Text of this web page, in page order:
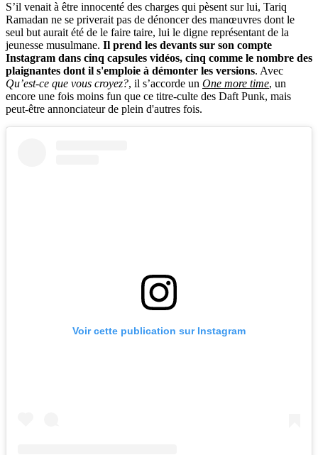
S’il venait à être innocenté des charges qui pèsent sur lui, Tariq
Ramadan ne se priverait pas de dénoncer des manœuvres dont le
seul but aurait été de le faire taire, lui le digne représentant de la
jeunesse musulmane. Il prend les devants sur son compte
Instagram dans cinq capsules vidéos, cinq comme le nombre des
plaignantes dont il s'emploie à démonter les versions. Avec
Qu’est-ce que vous croyez?, il s’accorde un One more time, un
encore une fois moins fun que ce titre-culte des Daft Punk, mais
peut-être annonciateur de plein d'autres fois.
Voir cette publication sur Instagram